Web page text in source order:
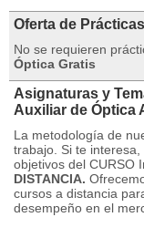
Oferta de Prácticas
No se requieren
Óptica Gratis
Asignaturas y
Auxiliar de Óptica
La metodología de
trabajo. Si te
objetivos del CURSO
DISTANCIA.
cursos a distancia
desempeño en el